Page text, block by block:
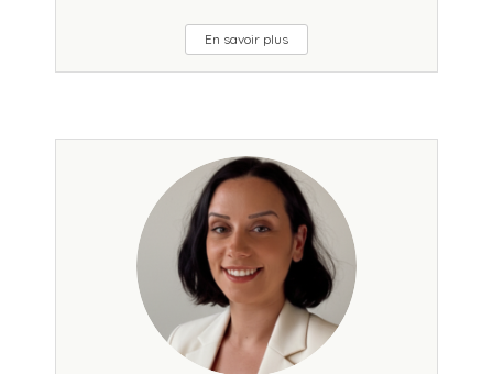
En savoir plus